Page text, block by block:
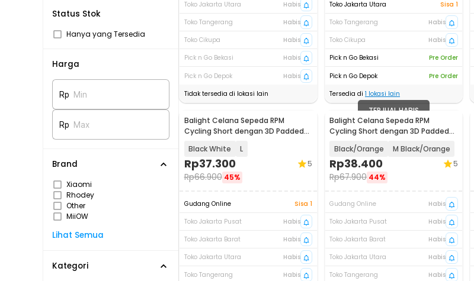
Status Stok
Hanya yang Tersedia
Harga
Rp Min
Rp Max
Brand
Xiaomi
Rhodey
Other
MiiOW
Lihat Semua
Kategori
Toko Jakarta Utara
Habis
Toko Tangerang
Habis
Toko Cikupa
Habis
Pick n Go Bekasi
Habis
Pick n Go Depok
Habis
Tidak tersedia di lokasi lain
Toko Jakarta Utara
Sisa 1
Toko Tangerang
Habis
Toko Cikupa
Habis
Pick n Go Bekasi
Pre Order
Pick n Go Depok
Pre Order
Tersedia di 1 lokasi lain
Balight Celana Sepeda RPM
Cycling Short dengan 3D Padded
Black White L
Rp37.300
Rp66.900 45%
5
Gudang Online
Sisa 1
Toko Jakarta Pusat
Habis
Toko Jakarta Barat
Habis
Toko Jakarta Utara
Habis
Toko Tangerang
Habis
TERJUAL HABIS
Balight Celana Sepeda RPM
Cycling Short dengan 3D Padded
Black/Orange M Black/Orange
Rp38.400
Rp67.900 44%
5
Gudang Online
Habis
Toko Jakarta Pusat
Habis
Toko Jakarta Barat
Habis
Toko Jakarta Utara
Habis
Toko Tangerang
Habis